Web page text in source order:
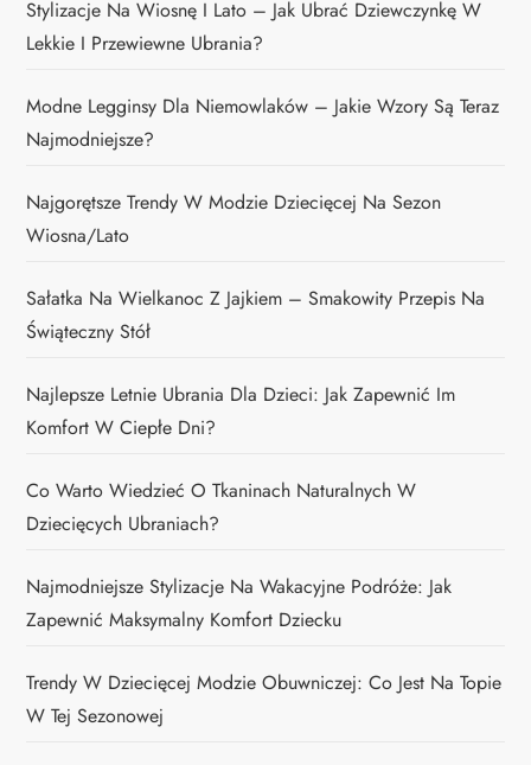
Stylizacje Na Wiosnę I Lato – Jak Ubrać Dziewczynkę W
Lekkie I Przewiewne Ubrania?
Modne Legginsy Dla Niemowlaków – Jakie Wzory Są Teraz
Najmodniejsze?
Najgorętsze Trendy W Modzie Dziecięcej Na Sezon
Wiosna/lato
Sałatka Na Wielkanoc Z Jajkiem – Smakowity Przepis Na
Świąteczny Stół
Najlepsze Letnie Ubrania Dla Dzieci: Jak Zapewnić Im
Komfort W Ciepłe Dni?
Co Warto Wiedzieć O Tkaninach Naturalnych W
Dziecięcych Ubraniach?
Najmodniejsze Stylizacje Na Wakacyjne Podróże: Jak
Zapewnić Maksymalny Komfort Dziecku
Trendy W Dziecięcej Modzie Obuwniczej: Co Jest Na Topie
W Tej Sezonowej